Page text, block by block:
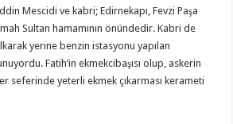
Mescidi ve kabri; Edirnekapı, Fevzi Paşa
Sultan hamamının önündedir. Kabri de
yerine benzin istasyonu yapılan
Fatih’in ekmekcibaşısı olup, askerin
seferinde yeterli ekmek çıkarması kerameti